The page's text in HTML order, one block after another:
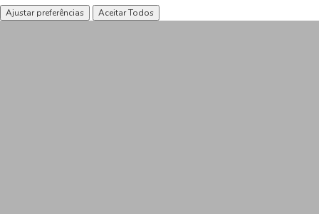
Ajustar preferências Aceitar Todos